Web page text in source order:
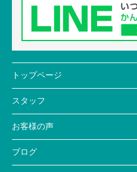
トップページ
スタッフ
お客様の声
ブログ